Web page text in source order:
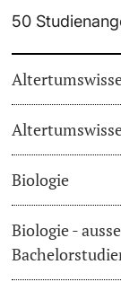
Im Studium
Universität
50
Biologie
Biologie -